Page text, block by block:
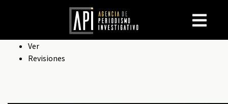
Solapas
Ver
Revisiones